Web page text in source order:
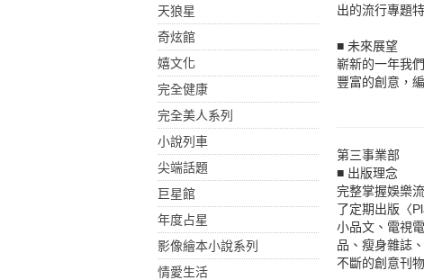
天狼星
奇炫館
嬉文化
完全健康
完全美人系列
小說列車
尖端話題
巨星館
年度占星
影像繪本小說系列
情愛生活
出的流行專題
■ 未來展望
嶄新的一年我
豐富的創意，
第三事業部
■ 出版理念
完整掌握娛樂
了定期出版〈
小品文、電視
品、瘦身雜誌
不斷的創意刊